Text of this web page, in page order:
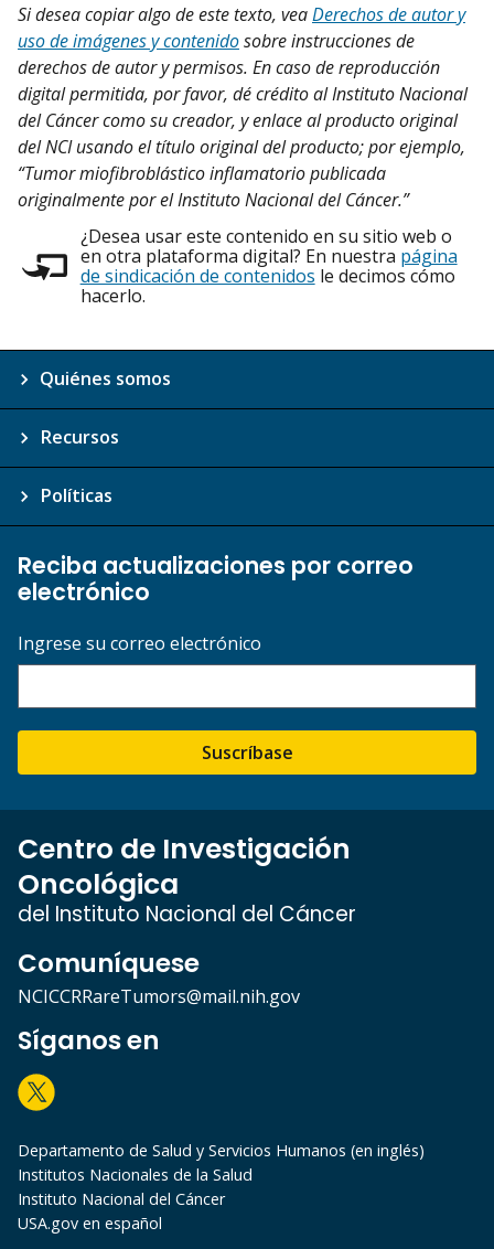
Si desea copiar algo de este texto, veaDerechos de autor y
uso de imágenes y contenidosobre instrucciones de
derechos de autor y permisos. En caso de reproducción
digital permitida, por favor, dé crédito al Instituto Nacional
del Cáncer como su creador, y enlace al producto original
del NCI usando el título original del producto; por ejemplo,
“Tumor miofibroblástico inflamatorio publicada
originalmente por el Instituto Nacional del Cáncer.”
¿Desea usar este contenido en su sitio web o
en otra plataforma digital? En nuestra página
de sindicación de contenidos le decimos cómo
hacerlo.
Quiénes somos
Recursos
Políticas
Reciba actualizaciones por correo
electrónico
Ingrese su correo electrónico
Suscríbase
Centro de Investigación
Oncológica
del Instituto Nacional del Cáncer
Comuníquese
NCICCRRareTumors@mail.nih.gov
Síganos en
Departamento de Salud y Servicios Humanos (en inglés)
Institutos Nacionales de la Salud
Instituto Nacional del Cáncer
USA.gov en español